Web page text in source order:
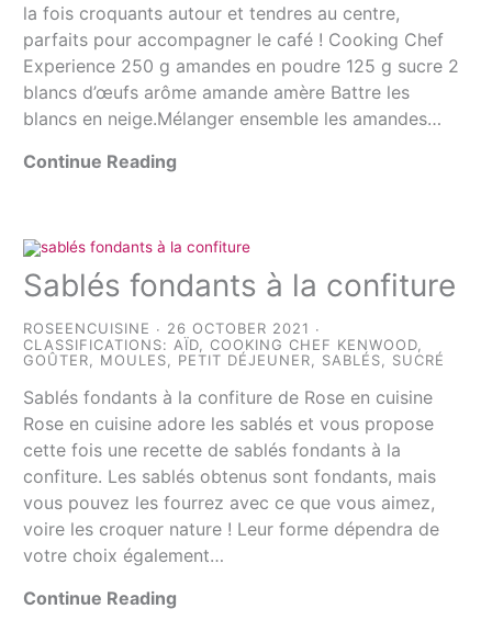
la fois croquants autour et tendres au centre,
parfaits pour accompagner le café ! Cooking Chef
Experience 250 g amandes en poudre 125 g sucre 2
blancs d’œufs arôme amande amère Battre les
blancs en neige.Mélanger ensemble les amandes…
Continue Reading
Sablés fondants à la confiture
ROSEENCUISINE
26 OCTOBER 2021
CLASSIFICATIONS:AÏD,COOKING CHEF KENWOOD,
GOÛTER, MOULES, PETIT DÉJEUNER, SABLÉS, SUCRÉ
Sablés fondants à la confiture de Rose en cuisine
Rose en cuisine adore les sablés et vous propose
cette fois une recette de sablés fondants à la
confiture. Les sablés obtenus sont fondants, mais
vous pouvez les fourrez avec ce que vous aimez,
voire les croquer nature ! Leur forme dépendra de
votre choix également…
Continue Reading